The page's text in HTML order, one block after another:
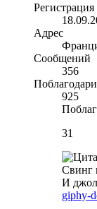
Регистрация
Адрес
Сообщений
356
925
31
Свинг
И
giphy-